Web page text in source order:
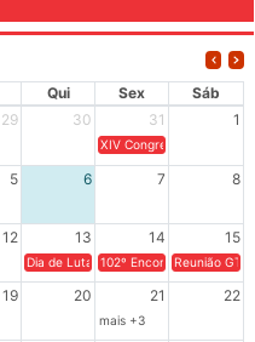
Qui Sex
Sáb
29 30 31 1
XIV Congresso Brasileiro
5 6 7 8
12 13 14 15
Dia de Luta em Defesa de Cuba e da
102º Encontro da
Reunião
19 20 21 22
mais +3